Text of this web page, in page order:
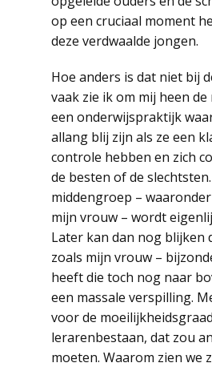
op een cruciaal moment
deze verdwaalde jongen.
Hoe anders is dat niet bij
vaak zie ik om mij heen
een onderwijspraktijk
allang blij zijn als ze een
controle hebben en zich
de besten of de
middengroep –
mijn vrouw – wordt
Later kan dan nog blijken
zoals mijn vrouw –
heeft die toch nog naar
een massale verspilling.
voor de
lerarenbestaan, dat zou
moeten. Waarom zien we